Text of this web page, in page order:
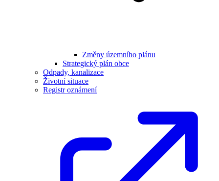
Změny územního plánu
Strategický plán obce
Odpady, kanalizace
Životní situace
Registr oznámení